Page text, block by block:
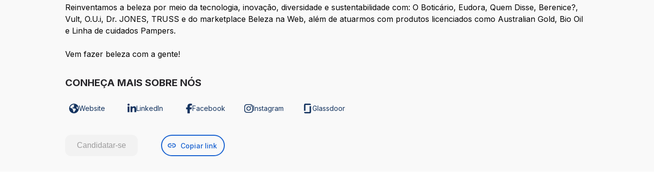
Reinventamos a beleza por meio da tecnologia, inovação, diversidade e sustentabilidade com: O Boticário, Eudora, Quem Disse, Berenice?,
Vult, O.U.i, Dr. JONES, TRUSS e do marketplace Beleza na Web, além de atuarmos com produtos licenciados como Australian Gold, Bio Oil
e Linha de cuidados Pampers.
Vem fazer beleza com a gente!
CONHEÇA MAIS SOBRE NÓS
Website LinkedIn Facebook Instagram Glassdoor
Candidatar-se Copiar link